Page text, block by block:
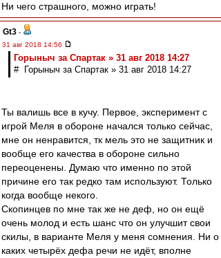
Ни чего страшного, можно играть!
Gt3 -
31 авг 2018 14:56
Горыныч за Спартак » 31 авг 2018 14:27
# Горыныч за Спартак » 31 авг 2018 14:27
Ты валишь все в кучу. Первое, эксперимент с
игрой Меля в обороне начался только сейчас,
мне он ненравится, тк мель это не защитник и
вообще его качества в обороне сильно
переоценены. Думаю что именно по этой
причине его так редко там используют. Только
когда вообще некого.
Скопинцев по мне так же не деф, но он ещё
очень молод и есть шанс что он улучшит свои
скилы, в варианте Меля у меня сомнения. Ни о
каких четырёх дефа речи не идёт, вполне